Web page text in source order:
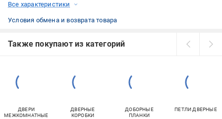
Все характеристики
Условия обмена и возврата товара
Также покупают из категорий
ДВЕРИ
МЕЖКОМНАТНЫЕ
ДВЕРНЫЕ
КОРОБКИ
ДОБОРНЫЕ
ПЛАНКИ
ПЕТЛИ ДВЕРНЫЕ